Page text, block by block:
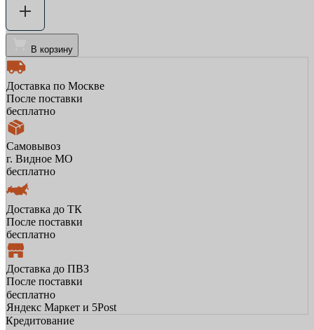
В корзину
Доставка по Москве
После поставки
бесплатно
Самовывоз
г. Видное МО
бесплатно
Доставка до ТК
После поставки
бесплатно
Доставка до ПВЗ
После поставки
бесплатно
Яндекс Маркет и 5Post
Кредитование